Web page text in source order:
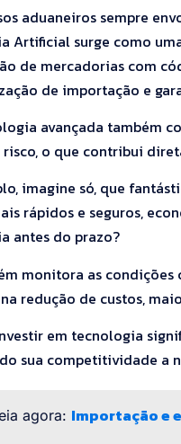
aduaneiros sempre
Artificial surge como
de mercadorias com
de importação e
avançada também
o que contribui
imagine só, que
rápidos e seguros,
antes do prazo?
monitora as
redução de custos,
em tecnologia
sua competitividade a
agora: Importação e